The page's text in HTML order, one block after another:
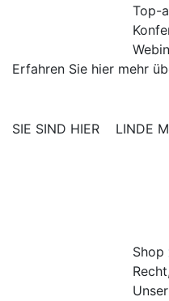
Top-
Erfahren Sie hier mehr
SIE SIND HIER LINDE
Shop